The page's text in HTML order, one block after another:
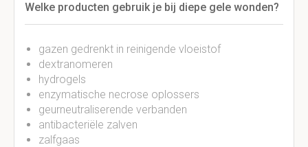
Welke producten gebruik je bij diepe gele wonden?
gazen gedrenkt in reinigende vloeistof
dextranomeren
hydrogels
enzymatische necrose oplossers
geurneutraliserende verbanden
antibacteriële zalven
zalfgaas